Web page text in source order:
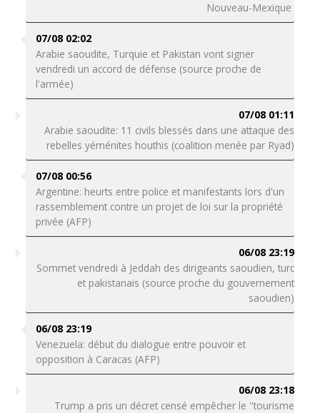
Nouveau-Mexique
07/08 02:02
Arabie saoudite, Turquie et Pakistan vont signer
vendredi un accord de défense (source proche de
l'armée)
07/08 01:11
Arabie saoudite: 11 civils blessés dans une attaque des
rebelles yéménites houthis (coalition menée par Ryad)
07/08 00:56
Argentine: heurts entre police et manifestants lors d'un
rassemblement contre un projet de loi sur la propriété
privée (AFP)
06/08 23:19
Sommet vendredi à Jeddah des dirigeants saoudien, turc
et pakistanais (source proche du gouvernement
saoudien)
06/08 23:19
Venezuela: début du dialogue entre pouvoir et
opposition à Caracas (AFP)
06/08 23:18
Trump a pris un décret censé empêcher le "tourisme